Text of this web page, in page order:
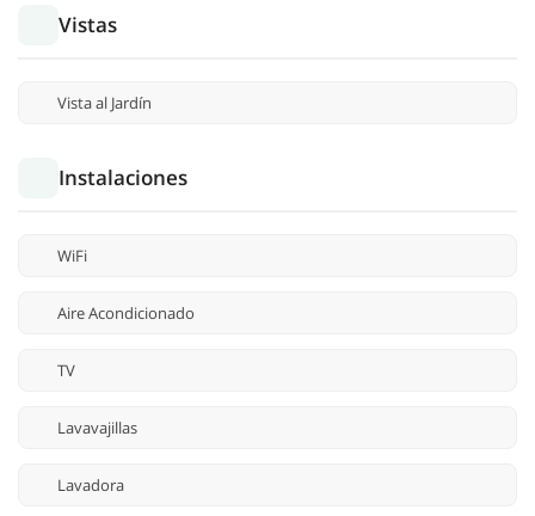
Vistas
Vista al Jardín
Instalaciones
WiFi
Aire Acondicionado
TV
Lavavajillas
Lavadora